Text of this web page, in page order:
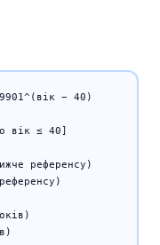
− 40)
вік ≤ 40]
референсу)